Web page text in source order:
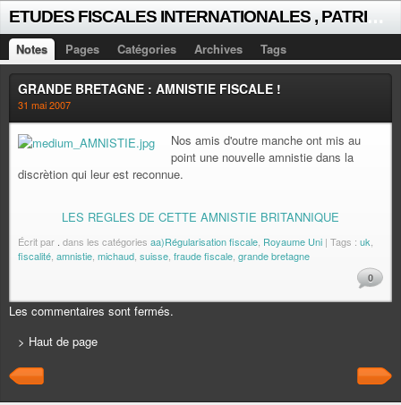
Notes Pages Catégories Archives Tags
GRANDE BRETAGNE : AMNISTIE FISCALE !
31 mai 2007
Nos amis d'outre manche ont mis au
point une nouvelle amnistie dans la
discrètion qui leur est reconnue.
LES REGLES DE CETTE AMNISTIE BRITANNIQUE
Écrit par dans les catégories aa)Régularisation fiscale Royaume Uni | Tags : uk
fiscalité amnistie michaud suisse fraude fiscale grande bretagne
0
Les commentaires sont fermés.
> Haut de page